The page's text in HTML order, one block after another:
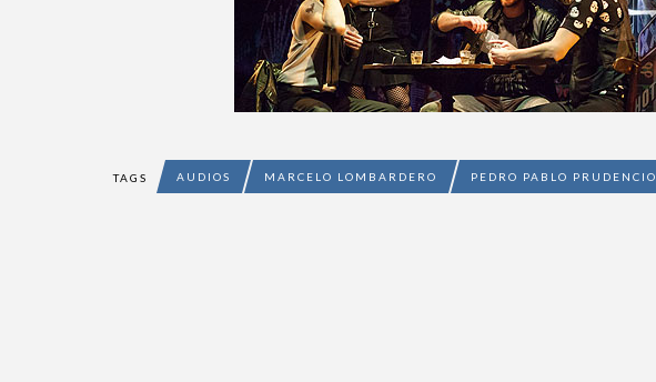
TAGS AUDIOS MARCELO LOMBARDERO PEDRO PABLO PRUDENCIO